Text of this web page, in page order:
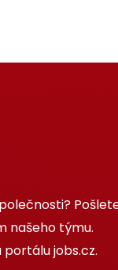
našeho týmu.
jobs.cz.